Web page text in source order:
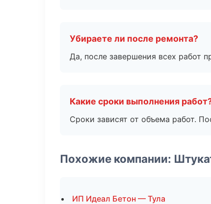
Убираете ли после ремонта?
Да, после завершения всех работ
Какие сроки выполнения
Сроки зависят от объема работ.
Похожие компании:
ИП Идеал Бетон — Тула